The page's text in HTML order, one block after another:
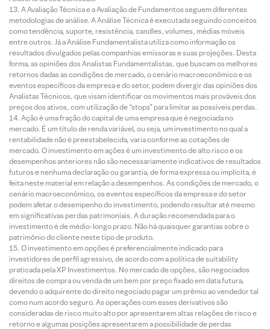
A Avaliação Técnica e a Avaliação de Fundamentos seguem diferentes
metodologias de análise. A Análise Técnica é executada seguindo conceitos
como tendência, suporte, resistência, candles, volumes, médias móveis
entre outros. Já a Análise Fundamentalista utiliza como informação os
resultados divulgados pelas companhias emissoras e suas projeções. Desta
forma, as opiniões dos Analistas Fundamentalistas, que buscam os melhores
retornos dadas as condições de mercado, o cenário macroeconômico e os
eventos específicos da empresa e do setor, podem divergir das opiniões dos
Analistas Técnicos, que visam identificar os movimentos mais prováveis dos
preços dos ativos, com utilização de “stops” para limitar as possíveis perdas.
Ação é uma fração do capital de uma empresa que é negociada no
mercado. É um título de renda variável, ou seja, um investimento no qual a
rentabilidade não é preestabelecida, varia conforme as cotações de
mercado. O investimento em ações é um investimento de alto risco e os
desempenhos anteriores não são necessariamente indicativos de resultados
futuros e nenhuma declaração ou garantia, de forma expressa ou implícita, é
feita neste material em relação a desempenhos. As condições de mercado, o
cenário macroeconômico, os eventos específicos da empresa e do setor
podem afetar o desempenho do investimento, podendo resultar até mesmo
em significativas perdas patrimoniais. A duração recomendada para o
investimento é de médio-longo prazo. Não há quaisquer garantias sobre o
patrimônio do cliente neste tipo de produto.
O investimento em opções é preferencialmente indicado para
investidores de perfil agressivo, de acordo com a política de suitability
praticada pela XP Investimentos. No mercado de opções, são negociados
direitos de compra ou venda de um bem por preço fixado em data futura,
devendo o adquirente do direito negociado pagar um prêmio ao vendedor tal
como num acordo seguro. As operações com esses derivativos são
consideradas de risco muito alto por apresentarem altas relações de risco e
retorno e algumas posições apresentarem a possibilidade de perdas